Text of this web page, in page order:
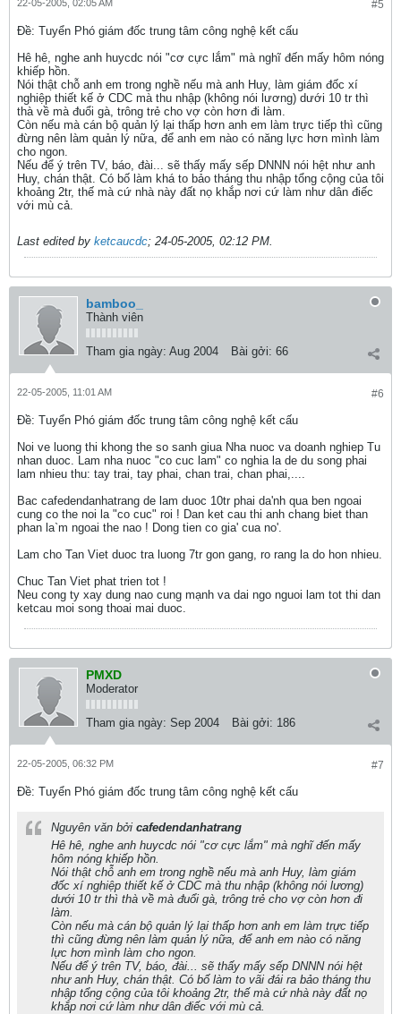
#5
22-05-2005, 02:05 AM
Ðề: Tuyển Phó giám đốc trung tâm công nghệ kết cấu
Hê hê, nghe anh huycdc nói "cơ cực lắm" mà nghĩ đến mấy hôm nóng
khiếp hồn.
Nói thật chỗ anh em trong nghề nếu mà anh Huy, làm giám đốc xí
nghiệp thiết kế ở CDC mà thu nhập (không nói lương) dưới 10 tr thì
thà về mà đuổi gà, trông trẻ cho vợ còn hơn đi làm.
Còn nếu mà cán bộ quản lý lại thấp hơn anh em làm trực tiếp thì cũng
đừng nên làm quản lý nữa, để anh em nào có năng lực hơn mình làm
cho ngon.
Nếu để ý trên TV, báo, đài... sẽ thấy mấy sếp DNNN nói hệt như anh
Huy, chán thật. Có bố làm khá to bảo tháng thu nhập tổng cộng của tôi
khoảng 2tr, thế mà cứ nhà này đất nọ khắp nơi cứ làm như dân điếc
với mù cả.
Last edited by ketcaucdc; 24-05-2005, 02:12 PM.
bamboo_
Thành viên
Tham gia ngày: Aug 2004 Bài gởi: 66
#6
22-05-2005, 11:01 AM
Ðề: Tuyển Phó giám đốc trung tâm công nghệ kết cấu
Noi ve luong thi khong the so sanh giua Nha nuoc va doanh nghiep Tu
nhan duoc. Lam nha nuoc "co cuc lam" co nghia la de du song phai
lam nhieu thu: tay trai, tay phai, chan trai, chan phai,....
Bac cafedendanhatrang de lam duoc 10tr phai da'nh qua ben ngoai
cung co the noi la "co cuc" roi ! Dan ket cau thi anh chang biet than
phan la`m ngoai the nao ! Dong tien co gia' cua no'.
Lam cho Tan Viet duoc tra luong 7tr gon gang, ro rang la do hon nhieu.
Chuc Tan Viet phat trien tot !
Neu cong ty xay dung nao cung mạnh va dai ngo nguoi lam tot thi dan
ketcau moi song thoai mai duoc.
PMXD
Moderator
Tham gia ngày: Sep 2004 Bài gởi: 186
#7
22-05-2005, 06:32 PM
Ðề: Tuyển Phó giám đốc trung tâm công nghệ kết cấu
Nguyên văn bởi cafedendanhatrang
Hê hê, nghe anh huycdc nói "cơ cực lắm" mà nghĩ đến mấy
hôm nóng khiếp hồn.
Nói thật chỗ anh em trong nghề nếu mà anh Huy, làm giám
đốc xí nghiệp thiết kế ở CDC mà thu nhập (không nói lương)
dưới 10 tr thì thà về mà đuổi gà, trông trẻ cho vợ còn hơn đi
làm.
Còn nếu mà cán bộ quản lý lại thấp hơn anh em làm trực tiếp
thì cũng đừng nên làm quản lý nữa, để anh em nào có năng
lực hơn mình làm cho ngon.
Nếu để ý trên TV, báo, đài... sẽ thấy mấy sếp DNNN nói hệt
như anh Huy, chán thật. Có bố làm to vãi đái ra bảo tháng thu
nhập tổng cộng của tôi khoảng 2tr, thế mà cứ nhà này đất nọ
khắp nơi cứ làm như dân điếc với mù cả.